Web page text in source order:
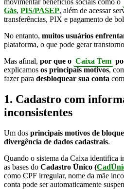
Gás, PIS/PASEP, além de acessar
transferências, PIX e pagamento de
No entanto, muitos usuários
plataforma, o que pode gerar
Mas afinal, por que o Caixa Tem
explicamos os principais motivos,
fazer para desbloquear sua conta
1. Cadastro com
inconsistentes
Um dos principais motivos de
divergência de dados cadastrais.
Quando o sistema da Caixa identifica
as bases do Cadastro Único (
como CPF irregular, nome da mãe
conta pode ser automaticamente